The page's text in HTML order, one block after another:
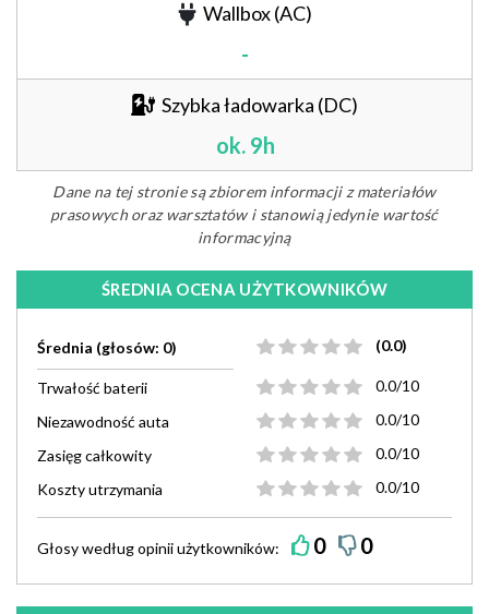
Wallbox (AC)
-
Szybka ładowarka (DC)
ok. 9h
Dane na tej stronie są zbiorem informacji z materiałów
prasowych oraz warsztatów i stanowią jedynie wartość
informacyjną
ŚREDNIA OCENA UŻYTKOWNIKÓW
Średnia (głosów: 0) (0.0)
Trwałość baterii
0.0/10
Niezawodność auta
0.0/10
Zasięg całkowity
0.0/10
Koszty utrzymania
0.0/10
Głosy wedługopiniiużytkowników: 0 0